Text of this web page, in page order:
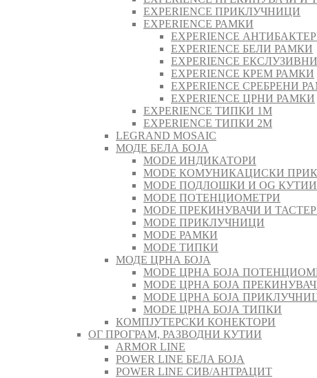
EXPERIENCE ПРИКЛУЧНИЦИ
EXPERIENCE РАМКИ
EXPERIENCE
EXPERIENCE БЕЛИ РАМКИ
EXPERIENCE
EXPERIENCE КРЕМ РАМКИ
EXPERIENCE СРЕБРЕНИ
EXPERIENCE ЦРНИ РАМКИ
EXPERIENCE ТИПКИ 1M
EXPERIENCE ТИПКИ 2М
LEGRAND MOSAIC
МОДЕ БЕЛА БОЈА
MODE ИНДИКАТОРИ
MODE КОМУНИКАЦИСКИ
MODE ПОДЛОШКИ И OG КУТИИ
MODE ПОТЕНЦИОМЕТРИ
MODE ПРEКИНУВАЧИ И
MODE ПРИКЛУЧНИЦИ
MODE РАМКИ
MODE ТИПКИ
МОДЕ ЦРНА БОЈА
MODE ЦРНА БОЈА
MODE ЦРНА БОЈА
MODE ЦРНА БОЈА
MODE ЦРНА БОЈА ТИПКИ
КОМПЈУТЕРСКИ КОНЕКТОРИ
ОГ ПРОГРАМ, РАЗВОДНИ КУТИИ
ARMOR LINE
POWER LINE БЕЛА БОЈА
POWER LINE СИВ/АНТРАЦИТ